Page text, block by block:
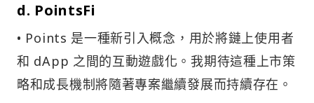
d. PointsFi
• Points 是一種新引入概念，用於將鏈上使用者
和 dApp 之間的互動遊戲化。我期待這種上市策
略和成長機制將隨著專案繼續發展而持續存在。